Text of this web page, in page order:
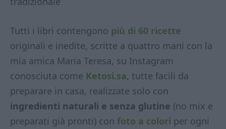
Tutti i libri contengono più di 60 ricette
originali e inedite, scritte a quattro mani con la
mia amica Maria Teresa, su Instagram
conosciuta come Ketosi.sa, tutte facili da
preparare in casa, realizzate solo con
ingredienti naturali e senza glutine (no mix e
preparati già pronti) con foto a colori per ogni